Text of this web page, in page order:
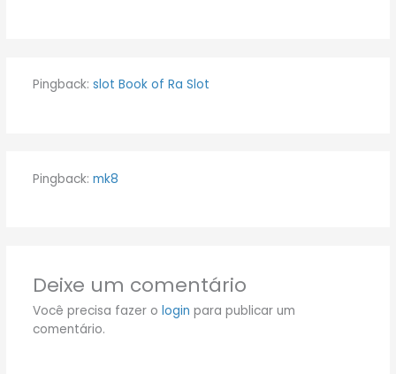
Pingback: slot Book of Ra Slot
Pingback: mk8
Deixe um comentário
Você precisa fazer o login para publicar um
comentário.